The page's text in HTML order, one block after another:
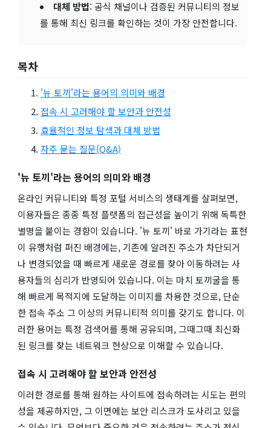
대체 방법: 공식 채널이나 검증된 커뮤니티의 정보
를 통해 최신 링크를 확인하는 것이 가장 안전합니다.
목차
'뉴 토끼'라는 용어의 의미와 배경
접속 시 고려해야 할 보안과 안전성
효율적인 정보 탐색과 대체 방법
자주 묻는 질문(Q&A)
'뉴 토끼'라는 용어의 의미와 배경
온라인 커뮤니티와 특정 포털 서비스의 생태계를 살펴보면,
이용자들은 종종 특정 플랫폼의 접근성을 높이기 위해 독특한
별명을 붙이는 경향이 있습니다. '뉴 토끼' 바로 가기라는 표현
이 유행처럼 퍼진 배경에는, 기존에 알려진 주소가 차단되거
나 변경되었을 때 빠르게 새로운 경로를 찾아 이동하려는 사
용자들의 심리가 반영되어 있습니다. 이는 마치 토끼굴을 통
해 빠르게 목적지에 도달하는 이미지를 차용한 것으로, 단순
한 접속 주소 그 이상의 커뮤니티적 의미를 갖기도 합니다. 이
러한 용어는 특정 검색어를 통해 공유되며, 그때그때 최신화
된 링크를 찾는 네트워크 현상으로 이해할 수 있습니다.
접속 시 고려해야 할 보안과 안전성
이러한 경로를 통해 원하는 사이트에 접속하려는 시도는 편의
성을 제공하지만, 그 이면에는 보안 리스크가 도사리고 있을